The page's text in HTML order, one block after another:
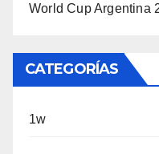
World Cup Argentina
CATEGORÍAS
1w